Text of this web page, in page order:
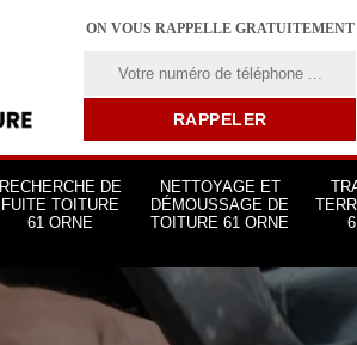
ON VOUS RAPPELLE GRATUITEMENT
RECHERCHE DE
FUITE TOITURE
61 ORNE
NETTOYAGE ET
DÉMOUSSAGE DE
TOITURE 61 ORNE